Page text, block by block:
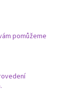
pomůžeme